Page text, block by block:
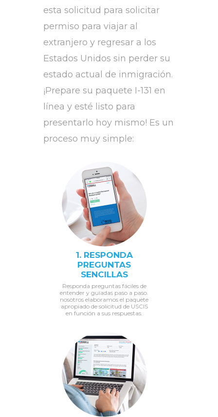
esta solicitud para solicitar
permiso para viajar al
extranjero y regresar a los
Estados Unidos sin perder su
estado actual de inmigración.
¡Prepare su paquete I-131 en
línea y esté listo para
presentarlo hoy mismo! Es un
proceso muy simple:
1. RESPONDA
PREGUNTAS
SENCILLAS
Responda preguntas fáciles de
entender y guiadas paso a paso.
nosotros elaboramos el paquete
apropiado de solicitud de USCIS
en función a sus respuestas.